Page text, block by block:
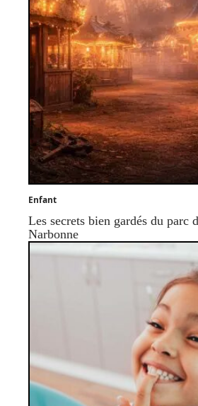
Enfant
Les secrets bien gardés du parc
Narbonne